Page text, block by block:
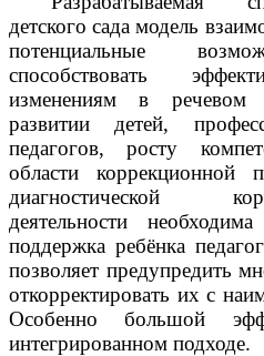
детского сада модель
потенциальные
способствовать
изменениям в
развитии детей,
педагогов, росту
области коррекционной
диагностической
деятельности
поддержка ребёнка
позволяет предупредить
откорректировать их с
Особенно большой
интегрированном подходе.